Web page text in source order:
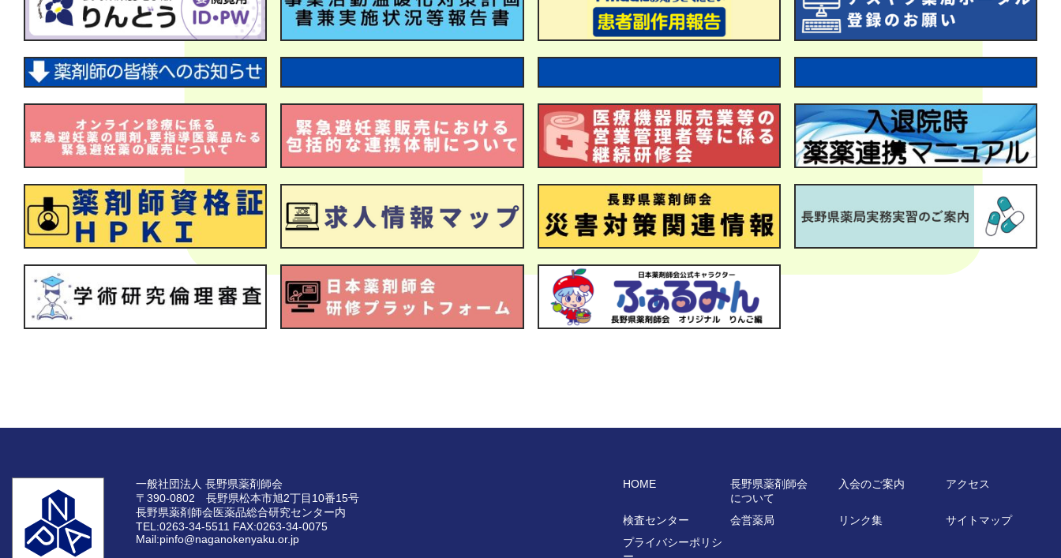
一般社団法人 長野県薬剤師会
〒390-0802 長野県松本市旭2丁目10番15号
長野県薬剤師会医薬品総合研究センター内
TEL:0263-34-5511 FAX:0263-34-0075
Mail:pinfo@naganokenyaku.or.jp
HOME
長野県薬剤師会
について
入会のご案内 アクセス
検査センター 会営薬局 リンク集
サイトマップ
プライバシーポリシ